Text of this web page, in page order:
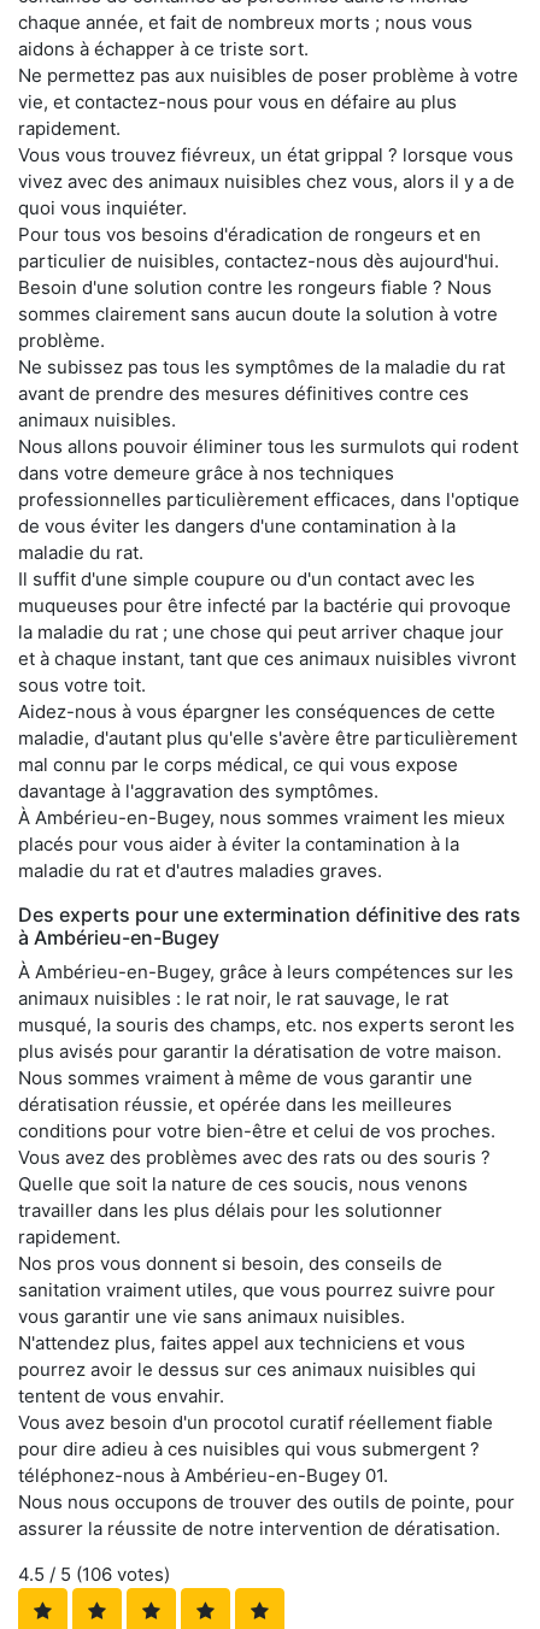
chaque année, et fait de nombreux morts ; nous vous
aidons à échapper à ce triste sort.
Ne permettez pas aux nuisibles de poser problème à votre
vie, et contactez-nous pour vous en défaire au plus
rapidement.
Vous vous trouvez fiévreux, un état grippal ? lorsque vous
vivez avec des animaux nuisibles chez vous, alors il y a de
quoi vous inquiéter.
Pour tous vos besoins d'éradication de rongeurs et en
particulier de nuisibles, contactez-nous dès aujourd'hui.
Besoin d'une solution contre les rongeurs fiable ? Nous
sommes clairement sans aucun doute la solution à votre
problème.
Ne subissez pas tous les symptômes de la maladie du rat
avant de prendre des mesures définitives contre ces
animaux nuisibles.
Nous allons pouvoir éliminer tous les surmulots qui rodent
dans votre demeure grâce à nos techniques
professionnelles particulièrement efficaces, dans l'optique
de vous éviter les dangers d'une contamination à la
maladie du rat.
Il suffit d'une simple coupure ou d'un contact avec les
muqueuses pour être infecté par la bactérie qui provoque
la maladie du rat ; une chose qui peut arriver chaque jour
et à chaque instant, tant que ces animaux nuisibles vivront
sous votre toit.
Aidez-nous à vous épargner les conséquences de cette
maladie, d'autant plus qu'elle s'avère être particulièrement
mal connu par le corps médical, ce qui vous expose
davantage à l'aggravation des symptômes.
À Ambérieu-en-Bugey, nous sommes vraiment les mieux
placés pour vous aider à éviter la contamination à la
maladie du rat et d'autres maladies graves.
Des experts pour une extermination définitive des rats
à Ambérieu-en-Bugey
À Ambérieu-en-Bugey, grâce à leurs compétences sur les
animaux nuisibles : le rat noir, le rat sauvage, le rat
musqué, la souris des champs, etc. nos experts seront les
plus avisés pour garantir la dératisation de votre maison.
Nous sommes vraiment à même de vous garantir une
dératisation réussie, et opérée dans les meilleures
conditions pour votre bien-être et celui de vos proches.
Vous avez des problèmes avec des rats ou des souris ?
Quelle que soit la nature de ces soucis, nous venons
travailler dans les plus délais pour les solutionner
rapidement.
Nos pros vous donnent si besoin, des conseils de
sanitation vraiment utiles, que vous pourrez suivre pour
vous garantir une vie sans animaux nuisibles.
N'attendez plus, faites appel aux techniciens et vous
pourrez avoir le dessus sur ces animaux nuisibles qui
tentent de vous envahir.
Vous avez besoin d'un procotol curatif réellement fiable
pour dire adieu à ces nuisibles qui vous submergent ?
téléphonez-nous à Ambérieu-en-Bugey 01.
Nous nous occupons de trouver des outils de pointe, pour
assurer la réussite de notre intervention de dératisation.
4.5 / 5 (106 votes)